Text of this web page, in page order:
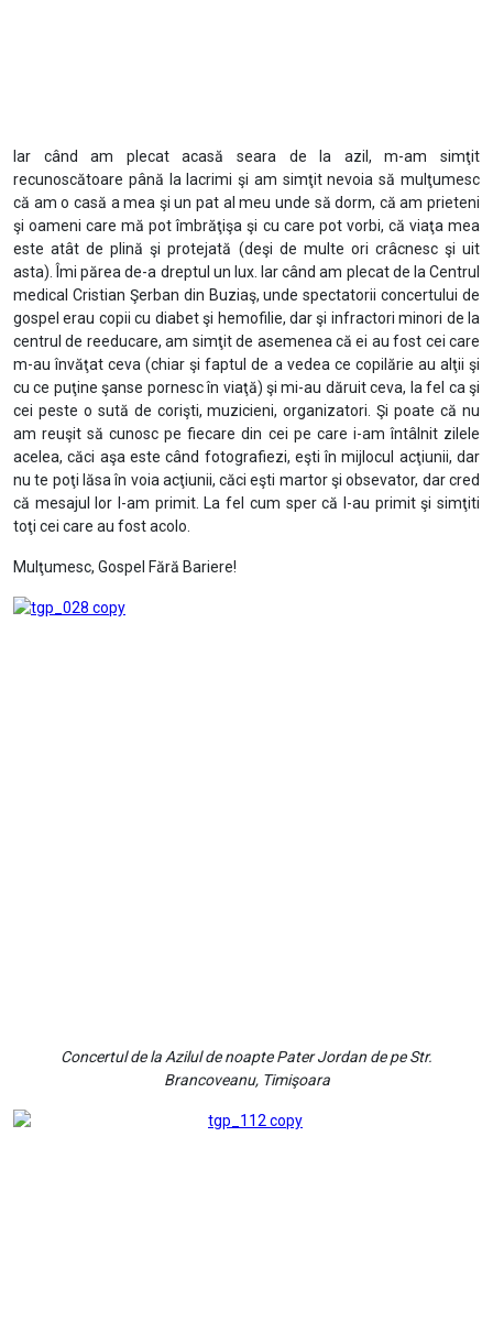
Iar când am plecat acasă seara de la azil, m-am simţit
recunoscătoare până la lacrimi şi am simţit nevoia să mulţumesc
că am o casă a mea şi un pat al meu unde să dorm, că am prieteni
şi oameni care mă pot îmbrăţişa şi cu care pot vorbi, că viaţa mea
este atât de plină şi protejată (deşi de multe ori crâcnesc şi uit
asta). Îmi părea de-a dreptul un lux. Iar când am plecat de la Centrul
medical Cristian Şerban din Buziaş, unde spectatorii concertului de
gospel erau copii cu diabet şi hemofilie, dar şi infractori minori de la
centrul de reeducare, am simţit de asemenea că ei au fost cei care
m-au învăţat ceva (chiar şi faptul de a vedea ce copilărie au alţii şi
cu ce puţine şanse pornesc în viaţă) şi mi-au dăruit ceva, la fel ca şi
cei peste o sută de corişti, muzicieni, organizatori. Şi poate că nu
am reuşit să cunosc pe fiecare din cei pe care i-am întâlnit zilele
acelea, căci aşa este când fotografiezi, eşti în mijlocul acţiunii, dar
nu te poţi lăsa în voia acţiunii, căci eşti martor şi obsevator, dar cred
că mesajul lor l-am primit. La fel cum sper că l-au primit şi simţiti
toţi cei care au fost acolo.
Mulţumesc, Gospel Fără Bariere!
Concertul de la Azilul de noapte Pater Jordan de pe Str.
Brancoveanu, Timişoara